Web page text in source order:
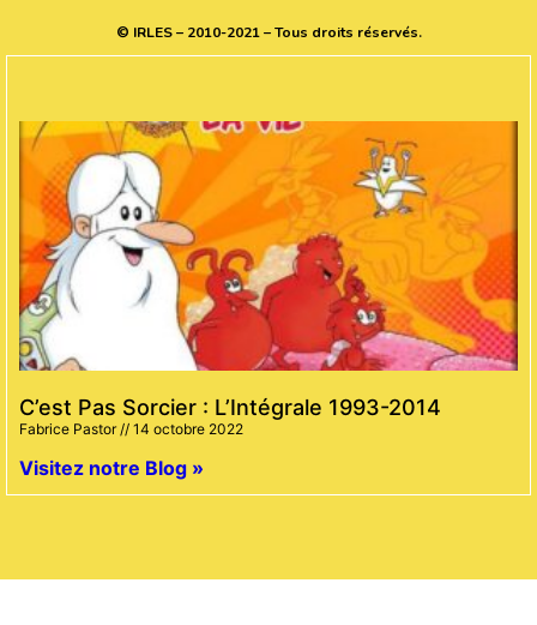
© IRLES – 2010-2021 – Tous droits réservés.
C’est Pas Sorcier : L’Intégrale 1993-2014
Fabrice Pastor 14 octobre 2022
Visitez notre Blog »